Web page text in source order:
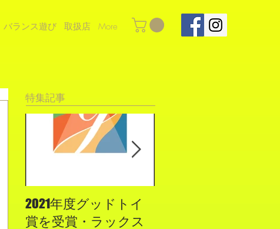
バランス遊び 取扱店 More
特集記事
2021年度グッドトイ
賞を受賞・ラックス